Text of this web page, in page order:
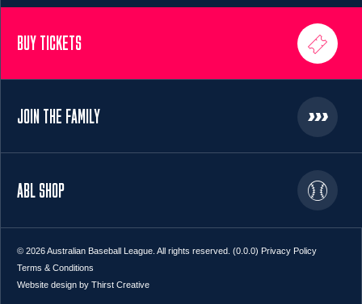
BUY TICKETS
JOIN THE FAMILY
ABL SHOP
© 2026 Australian Baseball League. All rights reserved. (0.0.0) Privacy Policy
Terms & Conditions
Website design by Thirst Creative